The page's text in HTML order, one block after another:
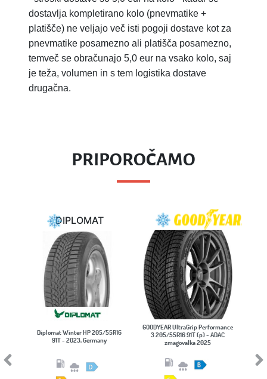
dostavlja kompletirano kolo (pnevmatike +
platišče) ne veljajo več isti pogoji dostave kot za
pnevmatike posamezno ali platišča posamezno,
temveč se obračunajo 5,0 eur na vsako kolo, saj
je teža, volumen in s tem logistika dostave
drugačna.
PRIPOROČAMO
DIPLOMAT
Diplomat Winter HP 205/55R16
91T - 2023, Germany
GOODYEAR UltraGrip Performance
3 205/55R16 91T (p) - ADAC
zmagovalka 2025
LAUFENN i
Previous Next